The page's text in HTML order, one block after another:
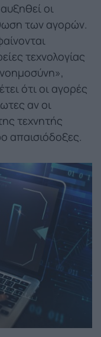
οι
των αγορών.
τεχνολογίας
ότι οι αγορές
αν οι
τεχνητής
απαισιόδοξες.